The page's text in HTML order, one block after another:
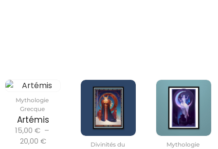
Mythologie
Grecque
Artémis
15,00 € –
20,00 €
Divinités du
Mythologie